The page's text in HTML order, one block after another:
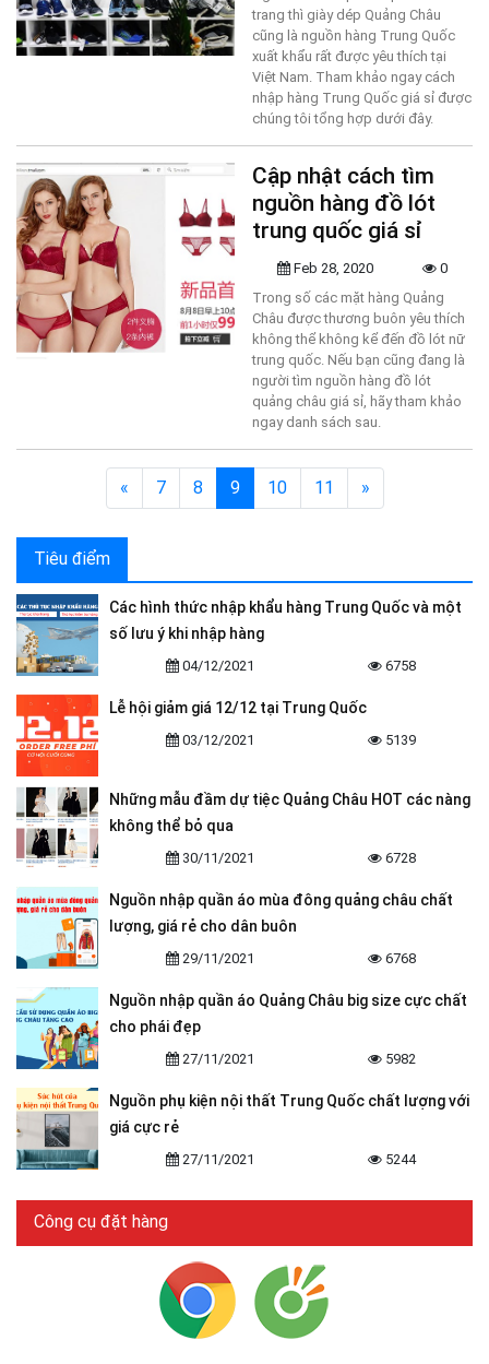
trang thì giày dép Quảng Châu
cũng là nguồn hàng Trung Quốc
xuất khẩu rất được yêu thích tại
Việt Nam. Tham khảo ngay cách
nhập hàng Trung Quốc giá sỉ được
chúng tôi tổng hợp dưới đây.
Cập nhật cách tìm
nguồn hàng đồ lót
trung quốc giá sỉ
Feb 28, 2020
0
Trong số các mặt hàng Quảng
Châu được thương buôn yêu thích
không thể không kể đến đồ lót nữ
trung quốc. Nếu bạn cũng đang là
người tìm nguồn hàng đồ lót
quảng châu giá sỉ, hãy tham khảo
ngay danh sách sau.
« 7 8 9(current)
10 11 »
Tiêu điểm
Các hình thức nhập khẩu hàng Trung Quốc và một
số lưu ý khi nhập hàng
04/12/2021 6758
Lễ hội giảm giá 12/12 tại Trung Quốc
03/12/2021 5139
Những mẫu đầm dự tiệc Quảng Châu HOT các nàng
không thể bỏ qua
30/11/2021 6728
Nguồn nhập quần áo mùa đông quảng châu chất
lượng, giá rẻ cho dân buôn
29/11/2021 6768
Nguồn nhập quần áo Quảng Châu big size cực chất
cho phái đẹp
27/11/2021 5982
Nguồn phụ kiện nội thất Trung Quốc chất lượng với
giá cực rẻ
27/11/2021 5244
Công cụ đặt hàng